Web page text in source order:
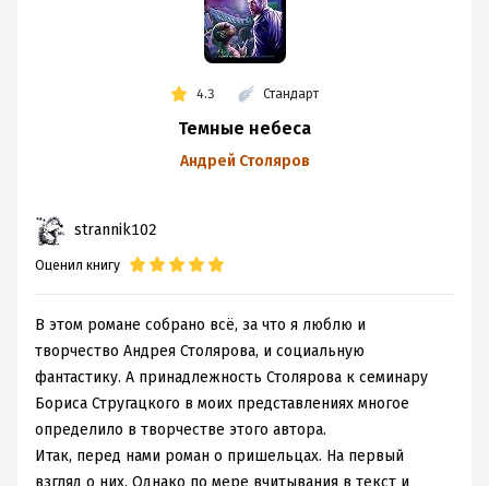
4.3 Стандарт
Темные небеса
Андрей Столяров
strannik102
Оценил книгу
В этом романе собрано всё, за что я люблю и
творчество Андрея Столярова, и социальную
фантастику. А принадлежность Столярова к семинару
Бориса Стругацкого в моих представлениях многое
определило в творчестве этого автора.
Итак, перед нами роман о пришельцах. На первый
взгляд о них. Однако по мере вчитывания в текст и